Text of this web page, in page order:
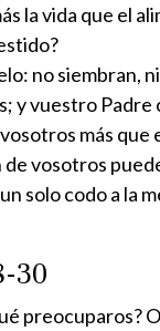
la vida que el
no siembran,
y vuestro Padre
más que
de vosotros
solo codo a la
30
preocuparos?